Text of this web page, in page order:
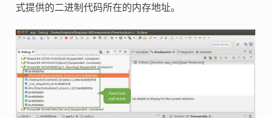
式提供的二进制代码所在的内存地址。